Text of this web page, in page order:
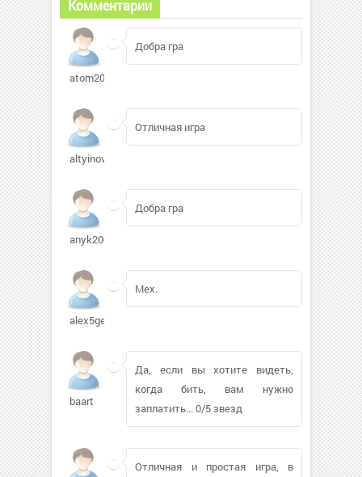
Комментарии
atom2001330
Добра гра
altyinova56
Отличная игра
anyk2008
Добра гра
alex5gele643
Мех.
baart
Да, если вы хотите видеть,
когда бить, вам нужно
заплатить... 0/5 звезд
Отличная и простая игра, в